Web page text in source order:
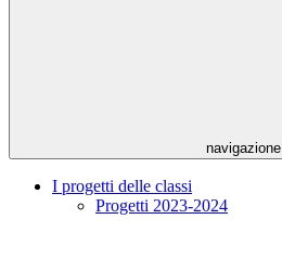
navigazione
I progetti delle classi
Progetti 2023-2024